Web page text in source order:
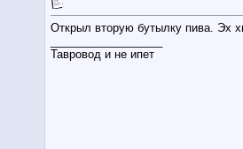
Открыл вторую бутылку пива. Эх
Тавровод и не ипет